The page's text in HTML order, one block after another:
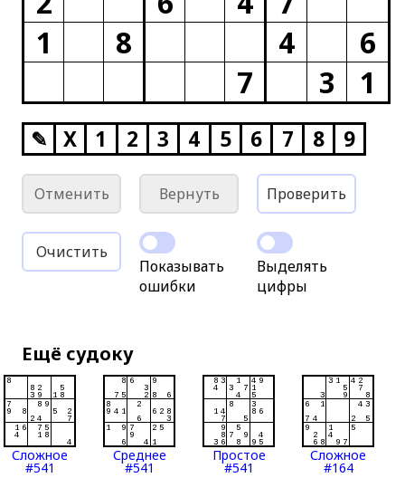
1
8 4
6
7
3 1
✎ X 1 2 3 4 5 6 7 8 9
Отменить Вернуть Проверить
Очистить
Показывать
ошибки
Выделять
цифры
Ещё судоку
Сложное
#541
Среднее
#541
Простое
#541
Сложное
#164